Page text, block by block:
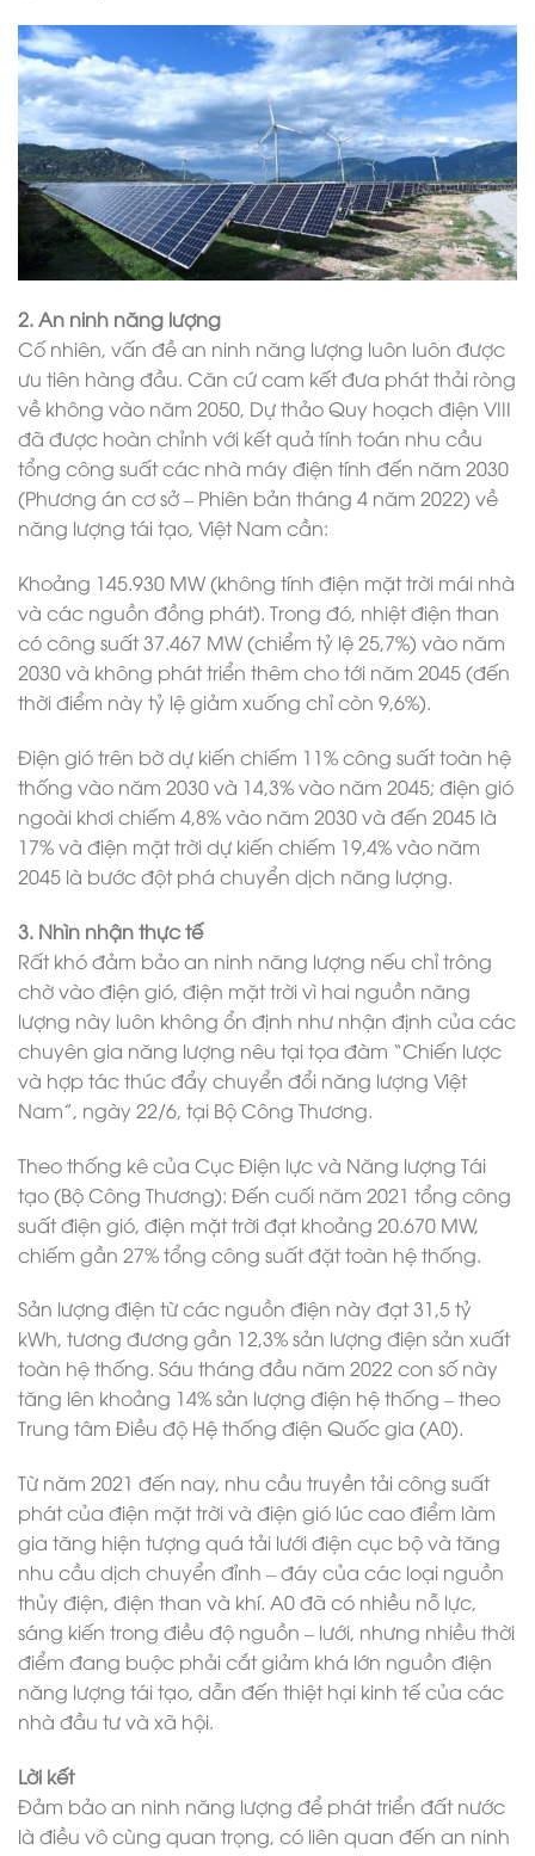
2. An ninh năng lượng
Cố nhiên, vấn đề an ninh năng lượng luôn luôn được
ưu tiên hàng đầu. Căn cứ cam kết đưa phát thải ròng
về không vào năm 2050, Dự thảo Quy hoạch điện VIII
đã được hoàn chỉnh với kết quả tính toán nhu cầu
tổng công suất các nhà máy điện tính đến năm 2030
(Phương án cơ sở – Phiên bản tháng 4 năm 2022) về
năng lượng tái tạo, Việt Nam cần:
Khoảng 145.930 MW (không tính điện mặt trời mái nhà
và các nguồn đồng phát). Trong đó, nhiệt điện than
có công suất 37.467 MW (chiểm tỷ lệ 25,7%) vào năm
2030 và không phát triển thêm cho tới năm 2045 (đến
thời điểm này tỷ lệ giảm xuống chỉ còn 9,6%).
Điện gió trên bờ dự kiến chiếm 11% công suất toàn hệ
thống vào năm 2030 và 14,3% vào năm 2045; điện gió
ngoài khơi chiếm 4,8% vào năm 2030 và đến 2045 là
17% và điện mặt trời dự kiến chiếm 19,4% vào năm
2045 là bước đột phá chuyển dịch năng lượng.
3. Nhìn nhận thực tế
Rất khó đảm bảo an ninh năng lượng nếu chỉ trông
chờ vào điện gió, điện mặt trời vì hai nguồn năng
lượng này luôn không ổn định như nhận định của các
chuyên gia năng lượng nêu tại tọa đàm “Chiến lược
và hợp tác thúc đẩy chuyển đổi năng lượng Việt
Nam”, ngày 22/6, tại Bộ Công Thương.
Theo thống kê của Cục Điện lực và Năng lượng Tái
tạo (Bộ Công Thương): Đến cuối năm 2021 tổng công
suất điện gió, điện mặt trời đạt khoảng 20.670 MW,
chiếm gần 27% tổng công suất đặt toàn hệ thống.
Sản lượng điện từ các nguồn điện này đạt 31,5 tỷ
kWh, tương đương gần 12,3% sản lượng điện sản xuất
toàn hệ thống. Sáu tháng đầu năm 2022 con số này
tăng lên khoảng 14% sản lượng điện hệ thống – theo
Trung tâm Điều độ Hệ thống điện Quốc gia (A0).
Từ năm 2021 đến nay, nhu cầu truyền tải công suất
phát của điện mặt trời và điện gió lúc cao điểm làm
gia tăng hiện tượng quá tải lưới điện cục bộ và tăng
nhu cầu dịch chuyển đỉnh – đáy của các loại nguồn
thủy điện, điện than và khí. A0 đã có nhiều nỗ lực,
sáng kiến trong điều độ nguồn – lưới, nhưng nhiều thời
điểm đang buộc phải cắt giảm khá lớn nguồn điện
năng lượng tái tạo, dẫn đến thiệt hại kinh tế của các
nhà đầu tư và xã hội.
Lời kết
Đảm bảo an ninh năng lượng để phát triển đất nước
là điều vô cùng quan trọng, có liên quan đến an ninh